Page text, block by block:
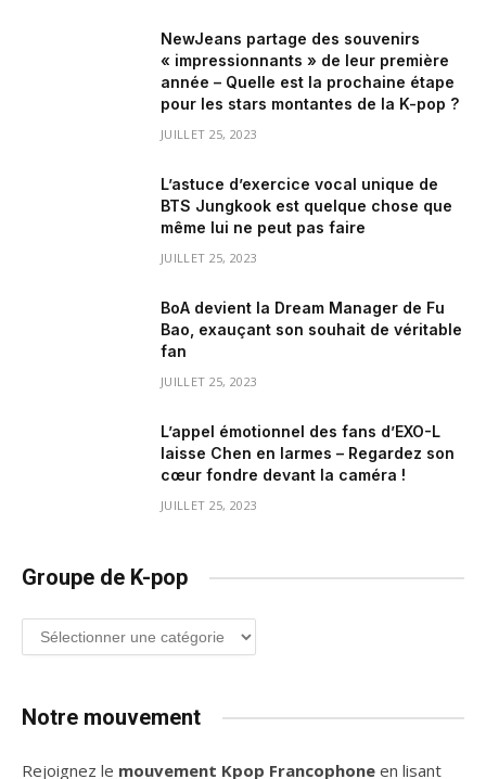
NewJeans partage des souvenirs
« impressionnants » de leur première
année – Quelle est la prochaine étape
pour les stars montantes de la K-pop ?
JUILLET 25, 2023
L’astuce d’exercice vocal unique de
BTS Jungkook est quelque chose que
même lui ne peut pas faire
JUILLET 25, 2023
BoA devient la Dream Manager de Fu
Bao, exauçant son souhait de véritable
fan
JUILLET 25, 2023
L’appel émotionnel des fans d’EXO-L
laisse Chen en larmes – Regardez son
cœur fondre devant la caméra !
JUILLET 25, 2023
Groupe de K-pop
Groupe
de
Notre mouvement
Rejoignez le mouvement Kpop Francophone en lisant